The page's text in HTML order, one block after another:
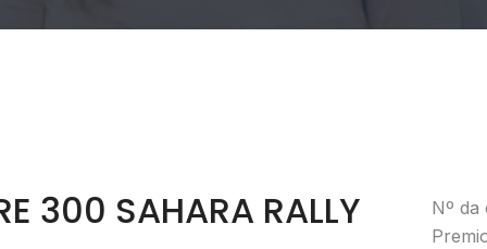
300 SAHARA RALLY
Nº da